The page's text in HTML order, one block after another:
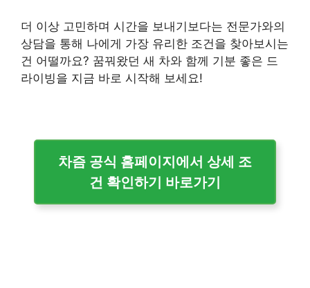
더 이상 고민하며 시간을 보내기보다는 전문가와의
상담을 통해 나에게 가장 유리한 조건을 찾아보시는
건 어떨까요? 꿈꿔왔던 새 차와 함께 기분 좋은 드
라이빙을 지금 바로 시작해 보세요!
차즘 공식 홈페이지에서 상세 조
건 확인하기 바로가기